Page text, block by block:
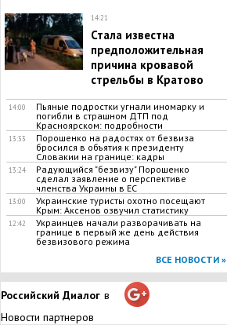
14:21
Стала известна
предположительная
причина кровавой
стрельбы в Кратово
14:00
Пьяные подростки угнали иномарку и
погибли в страшном ДТП под
Красноярском: подробности
13:33
Порошенко на радостях от безвиза
бросился в объятия к президенту
Словакии на границе: кадры
13:24
Радующийся "безвизу" Порошенко
сделал заявление о перспективе
членства Украины в ЕС
13:00
Украинские туристы охотно посещают
Крым: Аксенов озвучил статистику
12:42
Украинцев начали разворачивать на
границе в первый же день действия
безвизового режима
ВСЕ НОВОСТИ »
Российский Диалог в
Новости партнеров